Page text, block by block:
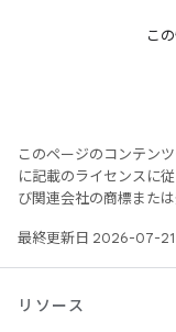
こ
このページのコンテン
に記載のライセンスに
び関連会社の商標または
最終更新日 2026-07-21
リソース